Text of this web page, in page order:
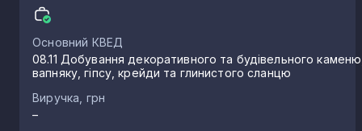
Мала Лепетиха
Верхній Рогачик 1
Каїри
Основний КВЕД
08.11 Добування декоративного та будівельного
вапняку, гіпсу, крейди та глинистого сланцю
Виручка, грн
–